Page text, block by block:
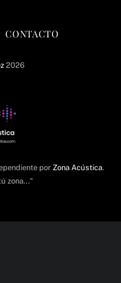
CONTACTO
2026
por Zona Acústica.
zona..."